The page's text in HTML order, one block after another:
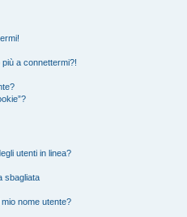
a connettermi?!
utenti in linea?
sbagliata
nome utente?